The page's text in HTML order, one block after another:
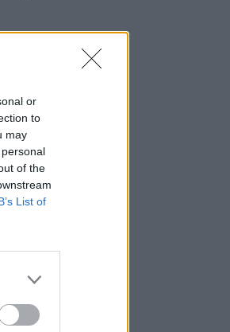
or
to
may
of the
List of